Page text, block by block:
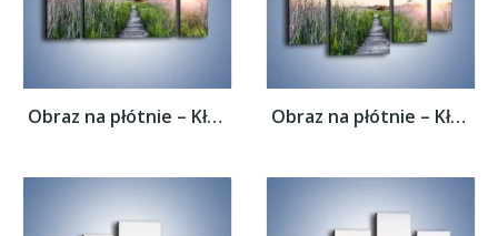
Obraz na płótnie – Kładka wśród mokradeł –... Obraz na płótnie – Kładka wśród mokradeł –...